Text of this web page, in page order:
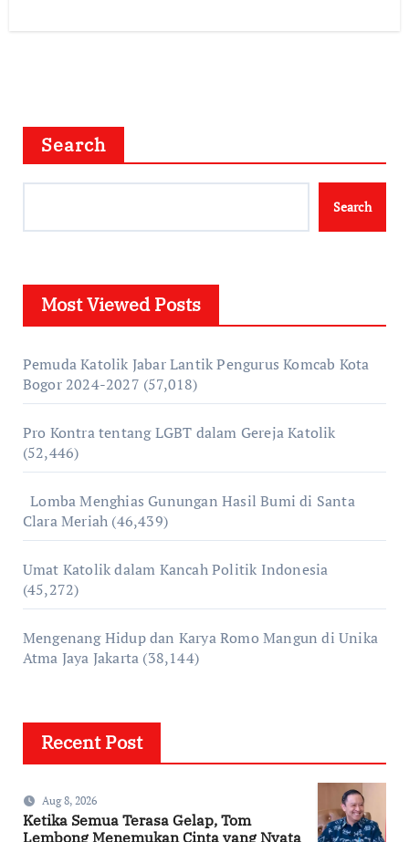
Search
Search
Most Viewed Posts
Pemuda Katolik Jabar Lantik Pengurus Komcab Kota
Bogor 2024-2027 (57,018)
Pro Kontra tentang LGBT dalam Gereja Katolik
(52,446)
Lomba Menghias Gunungan Hasil Bumi di Santa
Clara Meriah (46,439)
Umat Katolik dalam Kancah Politik Indonesia
(45,272)
Mengenang Hidup dan Karya Romo Mangun di Unika
Atma Jaya Jakarta (38,144)
Recent Post
Aug 8, 2026
Ketika Semua Terasa Gelap, Tom
Lembong Menemukan Cinta yang Nyata